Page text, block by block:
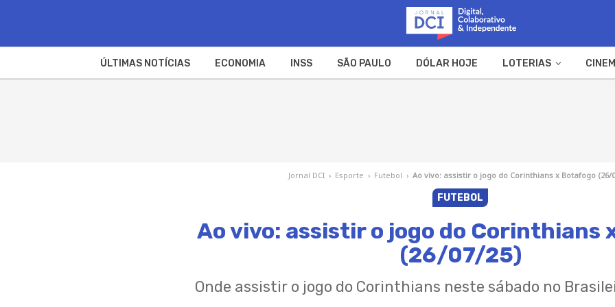
ÚLTIMAS NOTÍCIAS ECONOMIA INSS SÃO PAULO DÓLAR HOJE LOTERIAS
Jornal DCI › Esporte › Futebol › Ao vivo: assistir o jogo do Corinthians x Botafogo (26/
FUTEBOL
Ao vivo: assistir o jogo do Corinthians
(26/07/25)
Onde assistir o jogo do Corinthians neste sábado no